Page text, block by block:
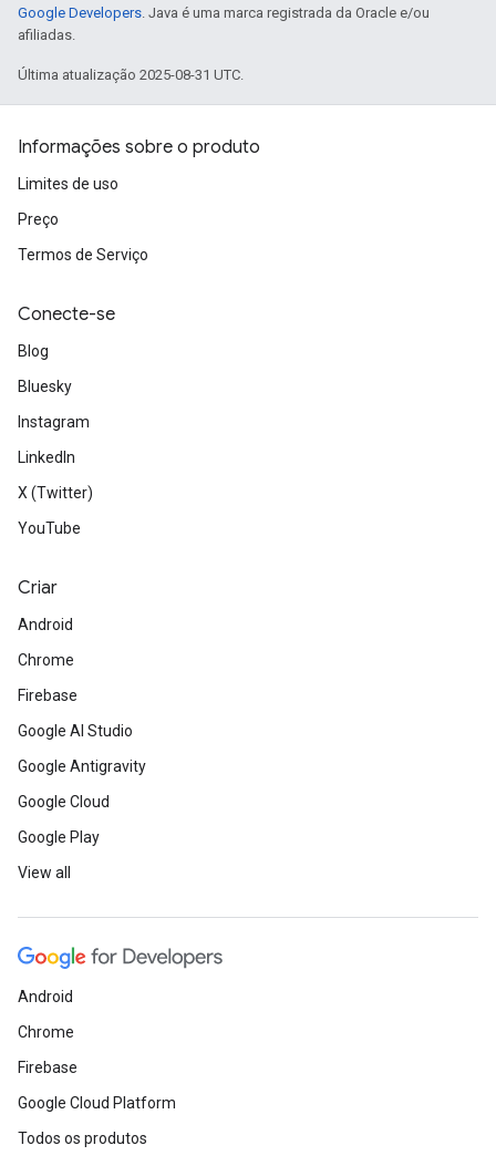
Google Developers. Java é uma marca registrada da Oracle e/ou
afiliadas.
Última atualização 2025-08-31 UTC.
Informações sobre o produto
Limites de uso
Preço
Termos de Serviço
Conecte-se
Blog
Bluesky
Instagram
LinkedIn
X (Twitter)
YouTube
Criar
Android
Chrome
Firebase
Google AI Studio
Google Antigravity
Google Cloud
Google Play
View all
Android
Chrome
Firebase
Google Cloud Platform
Todos os produtos